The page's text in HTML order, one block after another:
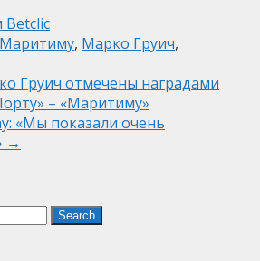
Betclic
Маритиму, Марко Груич,
Груич отмечены наградами
– «Маритиму»
«Мы показали очень
→